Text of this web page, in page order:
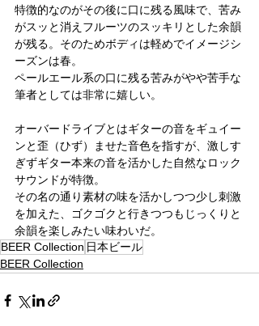
特徴的なのがその後に口に残る風味で、苦み
がスッと消えフルーツのスッキリとした余韻
が残る。そのためボディは軽めでイメージシ
ーズンは春。
ペールエール系の口に残る苦みがやや苦手な
筆者としては非常に嬉しい。
オーバードライブとはギターの音をギュイー
ンと歪（ひず）ませた音色を指すが、激しす
ぎずギター本来の音を活かした自然なロック
サウンドが特徴。
その名の通り素材の味を活かしつつ少し刺激
を加えた、ゴクゴクと行きつつもじっくりと
余韻を楽しみたい味わいだ。
BEER Collection 日本ビール
BEER Collection